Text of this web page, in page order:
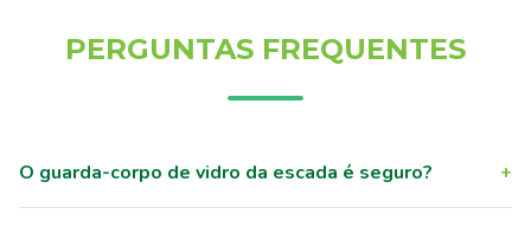
PERGUNTAS FREQUENTES
O guarda-corpo de vidro da escada é seguro? +